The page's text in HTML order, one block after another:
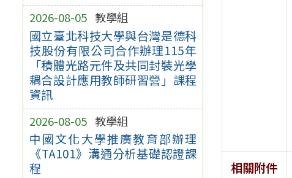
2026-08-05 教學組
國立臺北科技大學與台灣是德科
技股份有限公司合作辦理115年
「積體光路元件及共同封裝光學
耦合設計應用教師研習營」課程
資訊
2026-08-05 教學組
中國文化大學推廣教育部辦理
《TA101》溝通分析基礎認證課
程
相關附件